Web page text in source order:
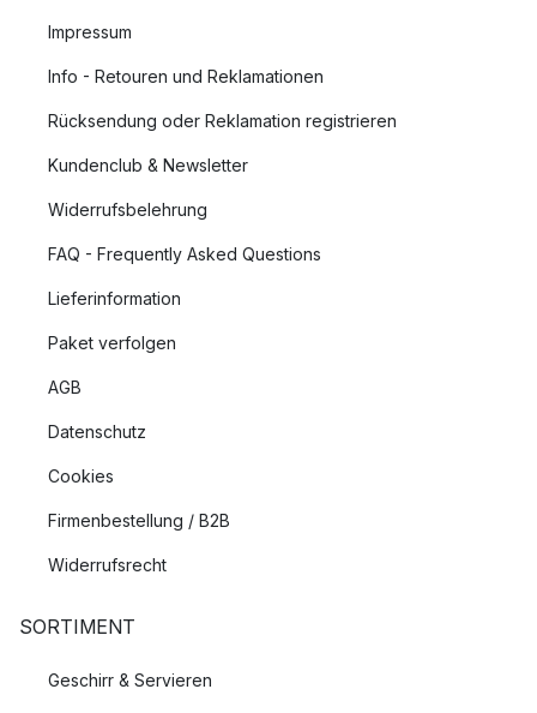
Impressum
Info - Retouren und Reklamationen
Rücksendung oder Reklamation registrieren
Kundenclub & Newsletter
Widerrufsbelehrung
FAQ - Frequently Asked Questions
Lieferinformation
Paket verfolgen
AGB
Datenschutz
Cookies
Firmenbestellung / B2B
Widerrufsrecht
SORTIMENT
Geschirr & Servieren